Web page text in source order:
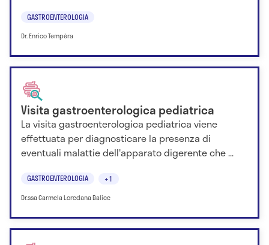
GASTROENTEROLOGIA
Dr. Enrico Tempèra
Visita gastroenterologica pediatrica
La visita gastroenterologica pediatrica viene
effettuata per diagnosticare la presenza di
eventuali malattie dell'apparato digerente che ...
GASTROENTEROLOGIA +1
Dr.ssa Carmela Loredana Balice